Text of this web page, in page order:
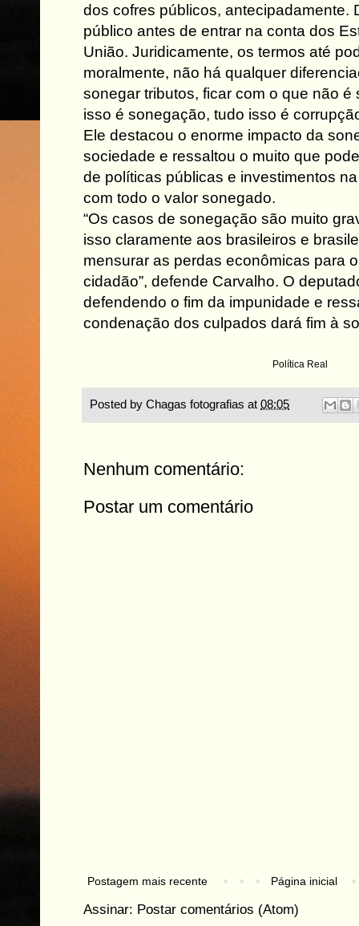
dos cofres públicos, antecipadamente.
público antes de entrar na conta dos
União. Juridicamente, os termos até
moralmente, não há qualquer
sonegar tributos, ficar com o que não é
isso é sonegação, tudo isso é
Ele destacou o enorme impacto da
sociedade e ressaltou o muito que
de políticas públicas e investimentos
com todo o valor sonegado.
“Os casos de sonegação são muito
isso claramente aos brasileiros e
mensurar as perdas econômicas para
cidadão”, defende Carvalho. O
defendendo o fim da impunidade e
condenação dos culpados dará fim à
Política Real
Posted by Chagas fotografias at 08:05
Nenhum comentário:
Postar um comentário
Postagem mais recente Página inicial
Assinar: Postar comentários (Atom)